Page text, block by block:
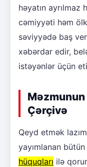
həyatın ayrılmaz
cəmiyyəti həm
səviyyədə baş
xəbərdar edir,
istəyənlər üçün
Məzmunun
Çərçivə
Qeyd etmək
yayımlanan
hüquqları ilə